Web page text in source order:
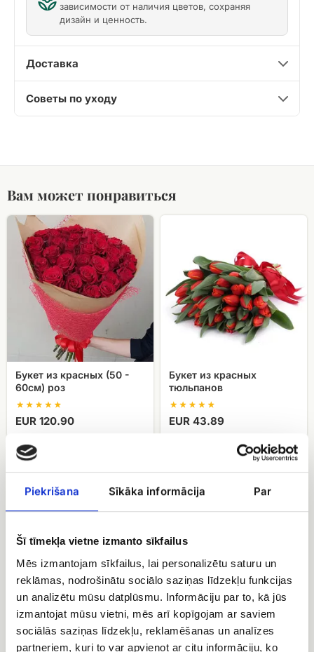
Piekrišana Sīkāka informācija Par
Šī tīmekļa vietne izmanto sīkfailus
Mēs izmantojam sīkfailus, lai personalizētu saturu un
reklāmas, nodrošinātu sociālo saziņas līdzekļu funkcijas
un analizētu mūsu datplūsmu. Informāciju par to, kā jūs
izmantojat mūsu vietni, mēs arī kopīgojam ar saviem
sociālās saziņas līdzekļu, reklamēšanas un analīzes
partneriem, kuri to var apvienot ar citu informāciju, ko
зависимости от наличия цветов, сохраняя
дизайн и ценность.
Доставка
Советы по уходу
Вам может понравиться
Букет
красных
60см)
Букет из красных (50 -
60см) роз
EUR 120.90
Букет
тюльпанов
Букет из красных
тюльпанов
EUR 43.89
тюльпан
цвета
упаковке
51 тюльпан разного цвета
в декоративной упаковке
Foxtrot
Букет из тюльпанов
Foxtrot